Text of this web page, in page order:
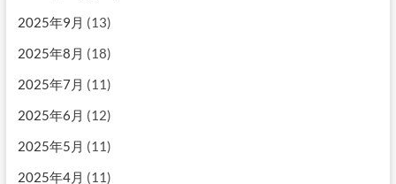
2025年9月 (13)
2025年8月 (18)
2025年7月 (11)
2025年6月 (12)
2025年5月 (11)
2025年4月 (11)